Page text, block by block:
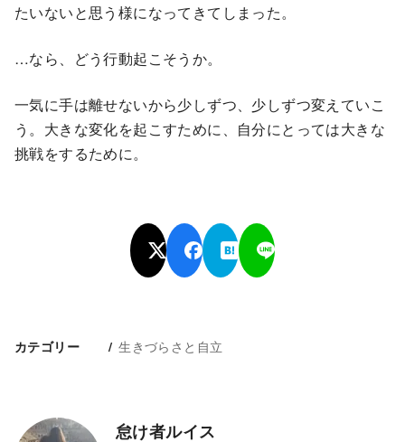
たいないと思う様になってきてしまった。
…なら、どう行動起こそうか。
一気に手は離せないから少しずつ、少しずつ変えていこ
う。大きな変化を起こすために、自分にとっては大きな
挑戦をするために。
カテゴリー 生きづらさと自立
怠け者ルイス